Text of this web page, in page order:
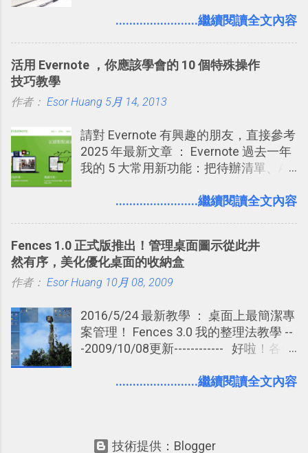
短期記憶變成長期記憶。 舉例來說我今
強；然後下次快要忘記可能變成相隔一
化，讓記憶延長到可能半個月；那時候
來一個月的記憶長度！就這樣反覆慢慢
拉長時間練習，就能讓一個東西成為腦
海中更深刻的記憶。 問題是，當我們一
要準備數百個考試問題時，自己手動進
練習的記憶卡片，自動規劃要延期複習
的卡片，每天自動產生記憶練習題，這
樣的軟體中最受好評的，或許就是今天
........................繼續閱讀全文內容
活用 Evernote ，你應該學會的 10 個特殊操作
技巧教學
作者： Esor Huang 5月 14, 2013
請對 Evernote 有興趣的朋友，直接參考
2025 年最新文章 ： Evernote 過去一年
我的 5 大常用新功能：把待辦清單、AI
介紹文章： 把不同筆記中的待辦清單統
大綱收合、目錄連結、錨點連結，整理
超長筆記應用案例分享 新功能教學： 會
議記錄不麻煩！我常用兩個 Evernote AI
學： Evernote 新增類似 Google 文件的
「免帳號登入」多人同步編輯功能
........................繼續閱讀全文內容
Fences 1.0 正式版推出！管理桌面圖示從此井
然有序，美化優化桌面的收納盒
作者： Esor Huang 10月 08, 2009
2016/5/24 最新教學 ： 桌面上最簡潔專
案管理！ Fences 3.0 我的整理法教學 --
-2009/10/08更新------------ 好啦！各位
一次的推薦這款我個人非常愛用的免費
仍然是完全免費的 ，舊版本Fences0.99
........................繼續閱讀全文內容
技術提供：Blogger